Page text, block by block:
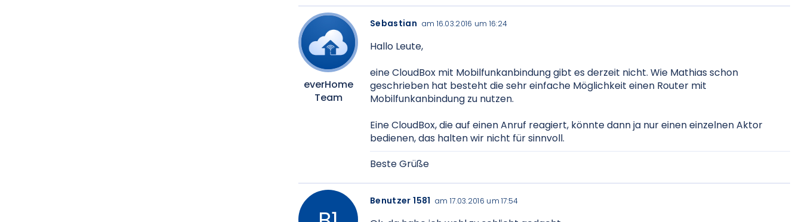
everHome
Team
Sebastian am 16.03.2016 um 16:24
Hallo Leute,
eine CloudBox mit Mobilfunkanbindung gibt es derzeit nicht. Wie Mathias schon
geschrieben hat besteht die sehr einfache Möglichkeit einen Router mit
Mobilfunkanbindung zu nutzen.
Eine CloudBox, die auf einen Anruf reagiert, könnte dann ja nur einen einzelnen Aktor
bedienen, das halten wir nicht für sinnvoll.
Beste Grüße
Benutzer 1581 am 17.03.2016 um 17:54